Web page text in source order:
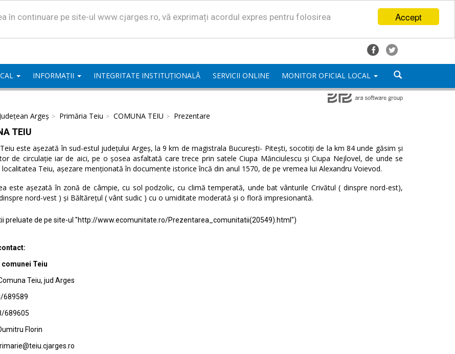
Accept
în continuare pe site-ul www.cjarges.ro, vă exprimați acordul expres pentru folosirea
INFORMAȚII INTEGRITATE INSTITUȚIONALĂ SERVICII ONLINE MONITOR OFICIAL LOCAL
Argeș Primăria Teiu COMUNA TEIU Prezentare
TEIU
este așezată în sud-estul județului Argeș, la 9 km de magistrala București- Pitești, socotiți de la km 84 unde găsim și
de circulație iar de aici, pe o șosea asfaltată care trece prin satele Ciupa Mănciulescu și Ciupa Nejlovel, de unde se
Teiu, așezare menționată în documente istorice încă din anul 1570, de pe vremea lui Alexandru Voievod.
este așezată în zonă de câmpie, cu sol podzolic, cu climă temperată, unde bat vânturile Crivătul ( dinspre nord-est),
nord-vest ) și Băltărețul ( vânt sudic ) cu o umiditate moderată și o floră impresionantă.
preluate de pe site-ul "http://www.ecomunitate.ro/Prezentarea_comunitatii(20549).html")
Teiu
Teiu, jud Arges
689589
689605
Florin